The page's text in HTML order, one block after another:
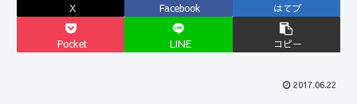
X Facebook はてブ
Pocket LINE コピー
2017.06.22